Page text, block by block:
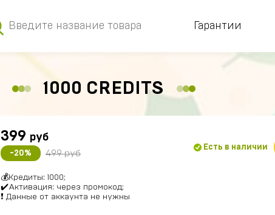
Гарантии
1000 CREDITS
399 руб
-20% 499 руб
Есть в наличии
💰Кредиты: 1000;
✔️Активация: через промокод;
❗ Данные от аккаунта не нужны